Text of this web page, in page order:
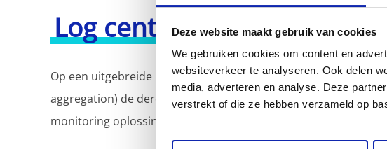
Deze website maakt gebruik van cookies
We gebruiken cookies om content en
websiteverkeer te analyseren. Ook delen
media, adverteren en analyse. Deze
verstrekt of die ze hebben verzameld op
Log centralisatie
Op een uitgebreide infrastructuur is het centraliseren van logs
aggregation) de derde schakel voor de realisatie van een
monitoring oplossing.